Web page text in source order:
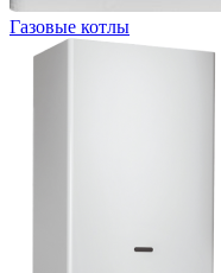
Газовые котлы